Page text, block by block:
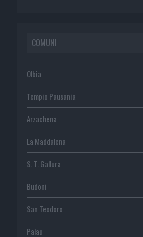
COMUNI
Olbia
Tempio Pausania
Arzachena
La Maddalena
S. T. Gallura
Budoni
San Teodoro
Palau